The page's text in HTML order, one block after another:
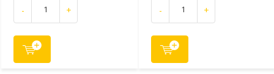
- + - +